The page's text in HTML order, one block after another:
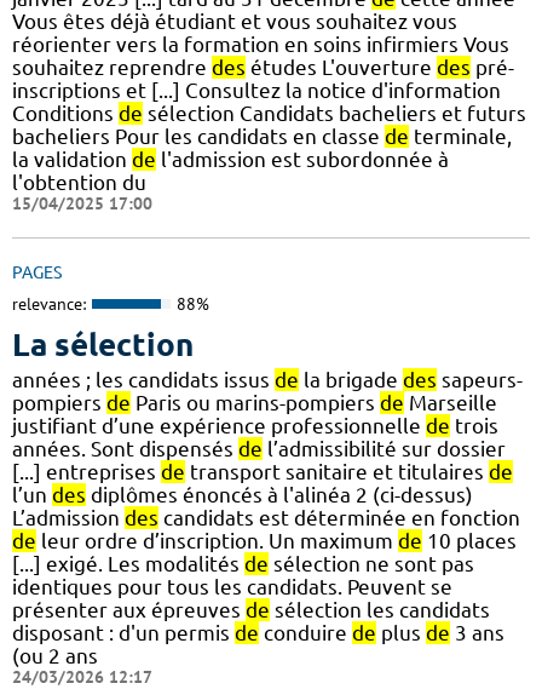
Vous êtes déjà étudiant et vous souhaitez vous
réorienter vers la formation en soins infirmiers Vous
souhaitez reprendre des études L'ouverture des pré-
inscriptions et [...] Consultez la notice d'information
Conditions de sélection Candidats bacheliers et futurs
bacheliers Pour les candidats en classe de terminale,
la validation de l'admission est subordonnée à
l'obtention du
15/04/2025 17:00
PAGES
relevance: 88%
La sélection
années ; les candidats issus de la brigade des sapeurs-
pompiers de Paris ou marins-pompiers de Marseille
justifiant d’une expérience professionnelle de trois
années. Sont dispensés de l’admissibilité sur dossier
[...] entreprises de transport sanitaire et titulaires de
l’un des diplômes énoncés à l'alinéa 2 (ci-dessus)
L’admission des candidats est déterminée en fonction
de leur ordre d’inscription. Un maximum de 10 places
[...] exigé. Les modalités de sélection ne sont pas
identiques pour tous les candidats. Peuvent se
présenter aux épreuves de sélection les candidats
disposant : d'un permis de conduire de plus de 3 ans
(ou 2 ans
24/03/2026 12:17